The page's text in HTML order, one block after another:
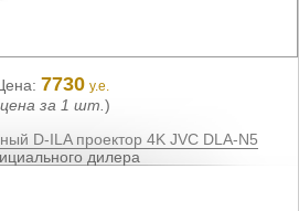
7730 у.е.
цена за 1 шт. )
D-ILA проектор 4K JVC DLA-N5
дилера